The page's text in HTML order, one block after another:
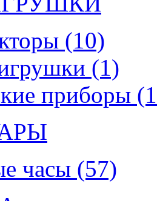
(10)
(1)
приборы
часы (57)